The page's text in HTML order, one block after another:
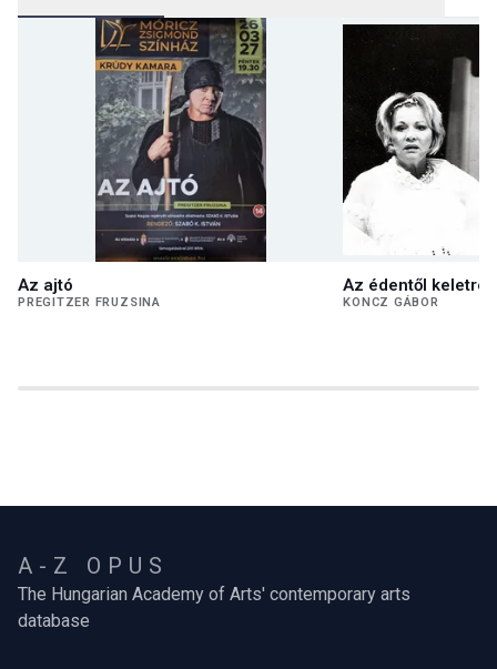
Az ajtó
PREGITZER FRUZSINA
Az édentől keletre
KONCZ GÁBOR
A-Z OPUS
The Hungarian Academy of Arts' contemporary arts
database